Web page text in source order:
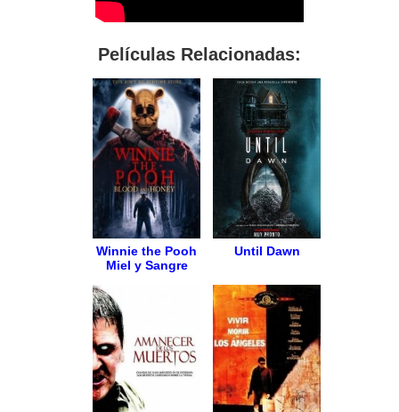
Películas Relacionadas:
Winnie the Pooh
Miel y Sangre
Until Dawn